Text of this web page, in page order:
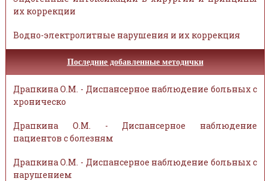
их коррекции
Водно-электролитные нарушения и их коррекция
Последние добавленные методички
Драпкина О.М. - Диспансерное наблюдение больных с
хроническо
Драпкина О.М. - Диспансерное наблюдение
пациентов с болезням
Драпкина О.М. - Диспансерное наблюдение больных с
нарушением